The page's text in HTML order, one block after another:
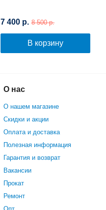
7 400 р. 8 500 р.
В корзину
О нас
О нашем магазине
Скидки и акции
Оплата и доставка
Полезная информация
Гарантия и возврат
Вакансии
Прокат
Ремонт